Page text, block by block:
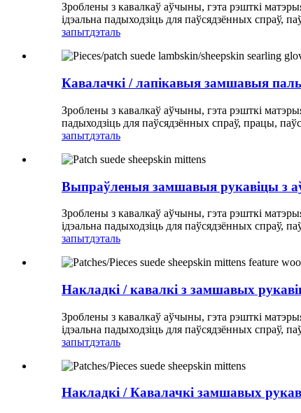
Зроблены з кавалкаў аўчыны, гэта рэшткі
ідэальна падыходзіць для паўсядзённых спраў,
запытдэталь
Кавалачкі / лапікавыя замшавыя
Зроблены з кавалкаў аўчыны, гэта рэшткі
падыходзіць для паўсядзённых спраў, працы,
запытдэталь
Выпраўленыя замшавыя рукавіцы з
Зроблены з кавалкаў аўчыны, гэта рэшткі
ідэальна падыходзіць для паўсядзённых спраў,
запытдэталь
Накладкі / кавалкі з замшавых
Зроблены з кавалкаў аўчыны, гэта рэшткі
ідэальна падыходзіць для паўсядзённых спраў,
запытдэталь
Накладкі / Кавалачкі замшавых